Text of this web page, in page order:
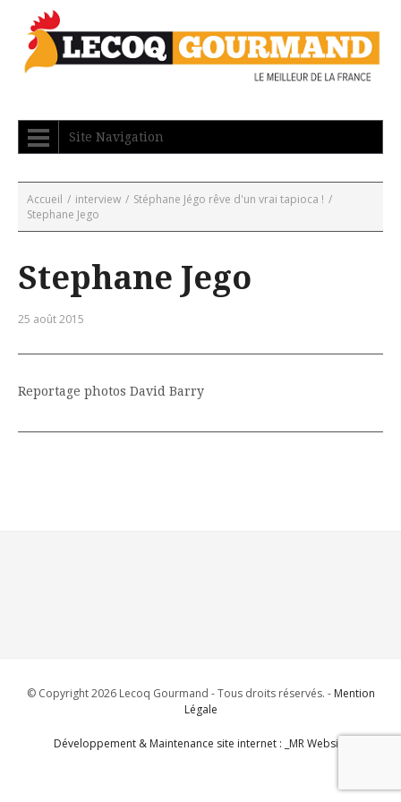
Site Navigation
Accueil / interview / Stéphane Jégo rêve d'un vrai tapioca ! /
Stephane Jego
Stephane Jego
25 août 2015
Reportage photos David Barry
© Copyright 2026 Lecoq Gourmand - Tous droits réservés. - Mention
Légale
Développement & Maintenance site internet : _MR Website